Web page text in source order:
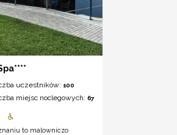
uczestników: 100
miejsc noclegowych: 67
to malowniczo